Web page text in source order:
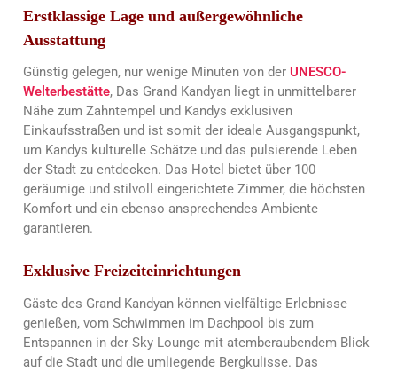
Erstklassige Lage und außergewöhnliche
Ausstattung
Günstig gelegen, nur wenige Minuten von der UNESCO-
Welterbestätte, Das Grand Kandyan liegt in unmittelbarer
Nähe zum Zahntempel und Kandys exklusiven
Einkaufsstraßen und ist somit der ideale Ausgangspunkt,
um Kandys kulturelle Schätze und das pulsierende Leben
der Stadt zu entdecken. Das Hotel bietet über 100
geräumige und stilvoll eingerichtete Zimmer, die höchsten
Komfort und ein ebenso ansprechendes Ambiente
garantieren.
Exklusive Freizeiteinrichtungen
Gäste des Grand Kandyan können vielfältige Erlebnisse
genießen, vom Schwimmen im Dachpool bis zum
Entspannen in der Sky Lounge mit atemberaubendem Blick
auf die Stadt und die umliegende Bergkulisse. Das